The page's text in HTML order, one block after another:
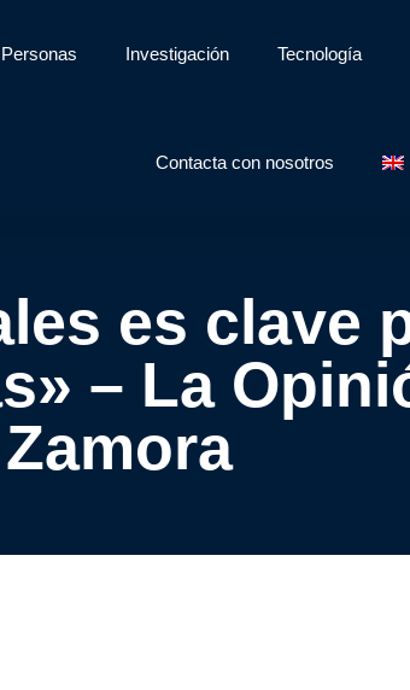
Personas Investigación Tecnología
Contacta con nosotros
es clave
– La
Zamora